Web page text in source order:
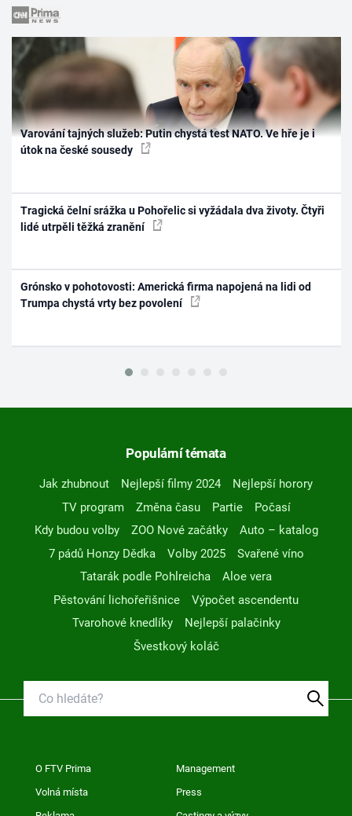
Varování tajných služeb: Putin chystá test NATO. Ve hře je i
útok na české sousedy
Tragická čelní srážka u Pohořelic si vyžádala dva životy. Čtyři
lidé utrpěli těžká zranění
Grónsko v pohotovosti: Americká firma napojená na lidi od
Trumpa chystá vrty bez povolení
Populární témata
Jak zhubnout Nejlepší filmy 2024
Nejlepší horory
TV program
Změna času Partie
Počasí
Kdy budou volby
ZOO Nové začátky
Auto – katalog
7 pádů Honzy Dědka
Volby 2025
Svařené víno
Tatarák podle Pohlreicha
Aloe vera
Pěstování lichořeřišnice
Výpočet ascendentu
Tvarohové knedlíky
Nejlepší palačinky
Švestkový koláč
O FTV Prima Management
Volná místa Press